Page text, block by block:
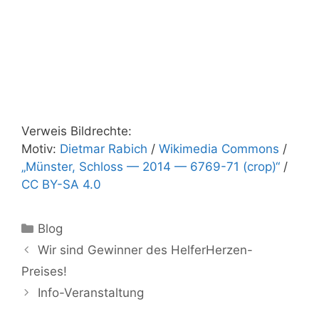
Verweis Bildrechte:
Motiv: Dietmar Rabich / Wikimedia Commons /
„Münster, Schloss — 2014 — 6769-71 (crop)“ /
CC BY-SA 4.0
Kategorien
Blog
Beitrags-
Navigation
Wir sind Gewinner des HelferHerzen-
Preises!
Info-Veranstaltung